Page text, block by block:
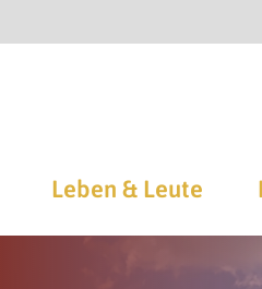
Leben & Leute